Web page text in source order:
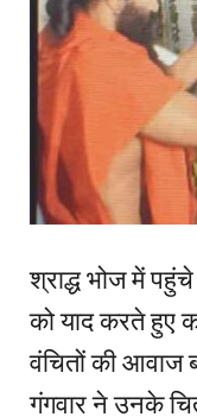
श्राद्ध भोज में
को याद करते हुए
वंचितों की आवाज
गंगवार ने उनके